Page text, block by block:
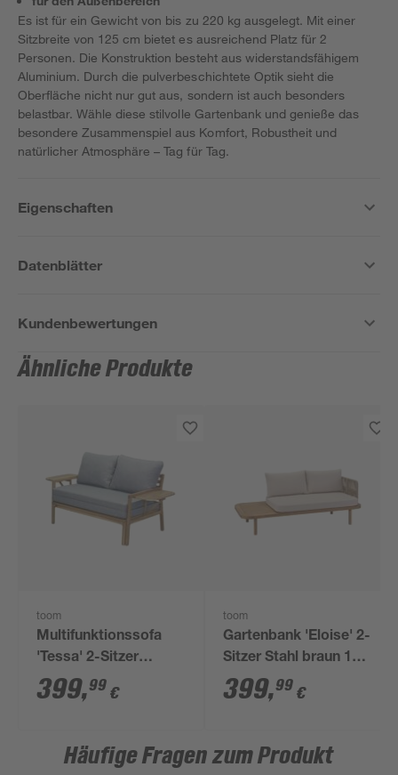
Es ist für ein Gewicht von bis zu 220 kg ausgelegt. Mit einer
Sitzbreite von 125 cm bietet es ausreichend Platz für 2
Personen. Die Konstruktion besteht aus widerstandsfähigem
Aluminium. Durch die pulverbeschichtete Optik sieht die
Oberfläche nicht nur gut aus, sondern ist auch besonders
belastbar. Wähle diese stilvolle Gartenbank und genieße das
besondere Zusammenspiel aus Komfort, Robustheit und
natürlicher Atmosphäre – Tag für Tag.
Eigenschaften
Datenblätter
Kundenbewertungen
Ähnliche Produkte
toom
Multifunktionssofa
'Tessa' 2-Sitzer
Akazienholz
braun/grau 130/176 x
399,99 €
toom
Gartenbank 'Eloise' 2-
Sitzer Stahl braun 180
x 80 x 68 cm
399,99 €
Häufige Fragen zum Produkt